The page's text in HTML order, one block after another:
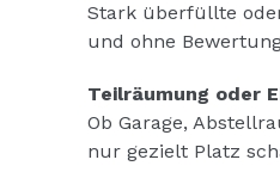
Stark überfüllte
und ohne
Teilräumung oder
Ob Garage,
nur gezielt Platz